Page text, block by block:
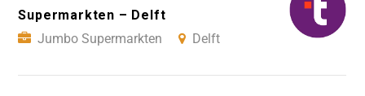
Supermarkten – Delft
Jumbo Supermarkten
Delft